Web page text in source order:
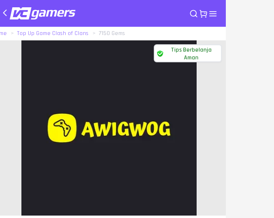
Top Up Game Clash of Clans 7150 Gems
Tips Berbelanja
Aman